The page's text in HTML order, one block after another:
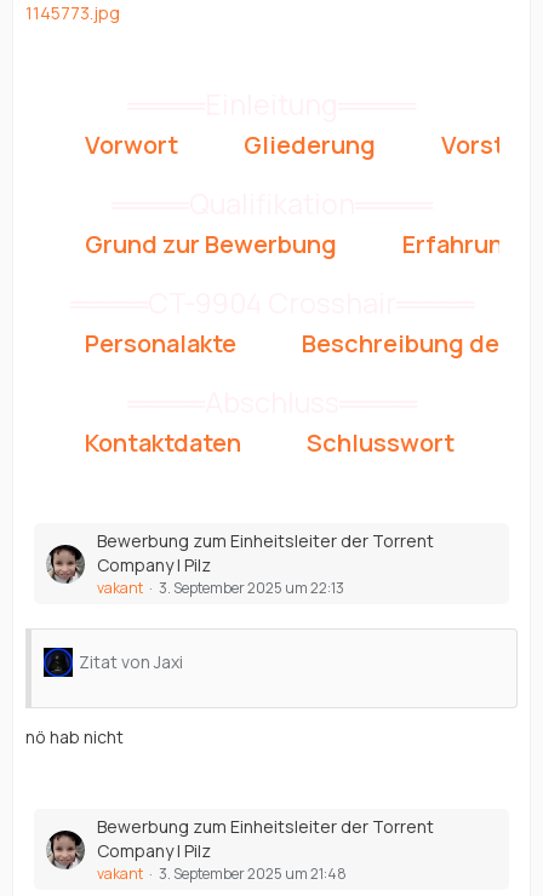
1145773.jpg
Vorwort Gliederung
Grund zur Bewerbung
Personalakte Beschreibung des
Kontaktdaten Schlusswort
Bewerbung zum Einheitsleiter der Torrent
Company | Pilz
vakant 3. September 2025 um 22:13
Zitat von Jaxi
nö hab nicht
Bewerbung zum Einheitsleiter der Torrent
Company | Pilz
vakant 3. September 2025 um 21:48